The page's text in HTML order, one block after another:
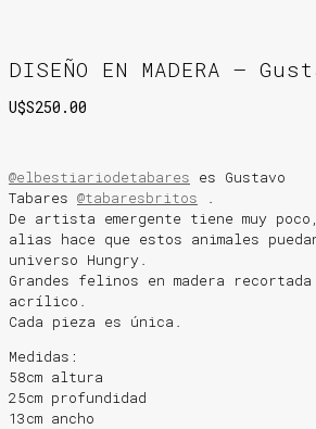
DISEÑO EN MADERA –
U$S250.00
@elbestiariodetabares es Gustavo
Tabares @tabaresbritos
De artista emergente tiene muy
alias hace que estos animales
universo Hungry.
Grandes felinos en madera
acrílico.
Cada pieza es única.
Medidas:
58cm altura
25cm profundidad
13cm ancho